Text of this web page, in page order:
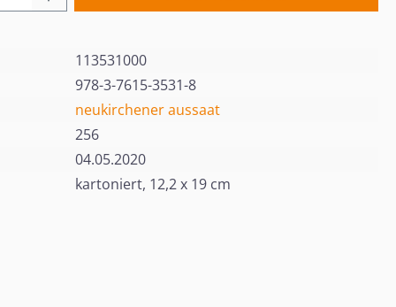
113531000
978-3-7615-3531-8
neukirchener aussaat
256
04.05.2020
kartoniert, 12,2 x 19 cm